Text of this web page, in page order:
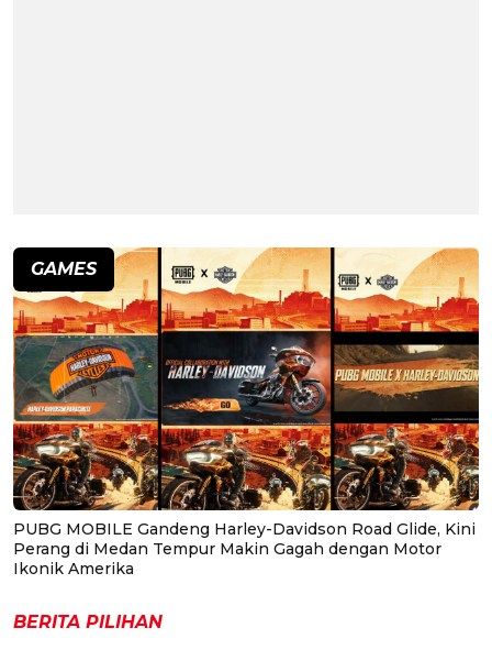
GAMES
PUBG MOBILE Gandeng Harley-Davidson Road Glide, Kini
Perang di Medan Tempur Makin Gagah dengan Motor
Ikonik Amerika
BERITA PILIHAN